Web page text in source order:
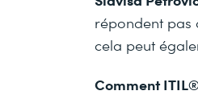
répondent pas
cela peut
Comment